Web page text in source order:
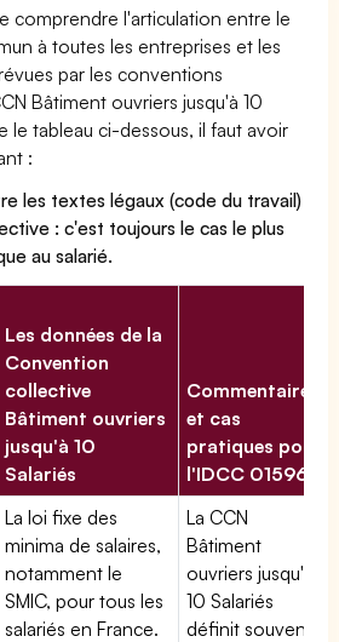
comprendre l'articulation entre le
à toutes les entreprises et les
par les conventions
Bâtiment ouvriers jusqu'à 10
le tableau ci-dessous, il faut avoir
:
les textes légaux (code du travail)
: c'est toujours le cas le plus
au salarié.
Les données de la
Convention
collective
Bâtiment ouvriers
jusqu'à 10
Salariés
Commentaires
et cas
pratiques pour
l'IDCC 01596
La loi fixe des
minima de salaires,
notamment le
SMIC, pour tous les
salariés en France.
La CCN
Bâtiment
ouvriers jusqu'à
10 Salariés
définit souvent